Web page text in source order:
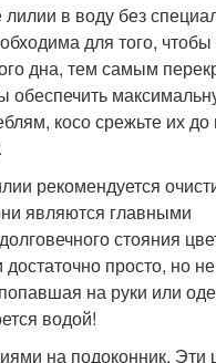
лилии в воду без
для того, чтобы
дна, тем самым
обеспечить
косо срежьте их до
рекомендуется
являются главными
стояния
просто, но не
на руки или
водой!
на подоконник. Эти